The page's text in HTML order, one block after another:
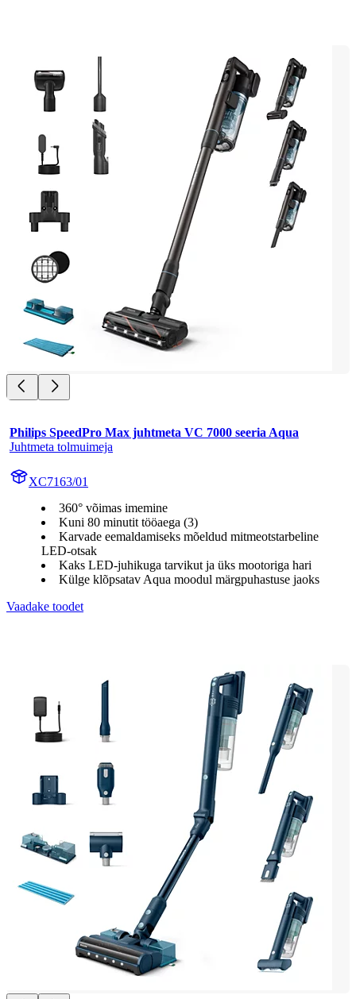
Philips SpeedPro Max juhtmeta VC 7000 seeria Aqua
Juhtmeta tolmuimeja
XC7163/01
360° võimas imemine
Kuni 80 minutit tööaega (3)
Karvade eemaldamiseks mõeldud mitmeotstarbeline
LED-otsak
Kaks LED-juhikuga tarvikut ja üks mootoriga hari
Külge klõpsatav Aqua moodul märgpuhastuse jaoks
Vaadake toodet